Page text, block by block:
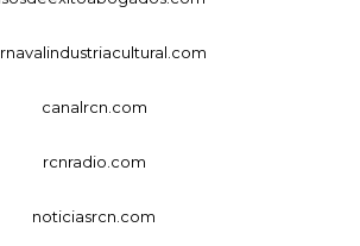
canalrcn.com
rcnradio.com
noticiasrcn.com